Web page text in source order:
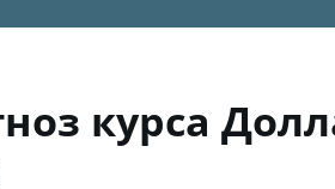
курса